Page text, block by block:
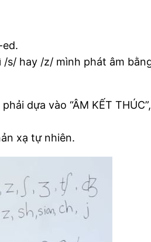
hay /z/ mình phát âm
dựa vào “ÂM KẾT
xạ tự nhiên.